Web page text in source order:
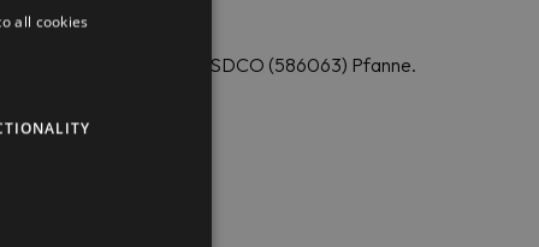
Professional PBOT20SDCO (586063) Pfanne.
all cookies